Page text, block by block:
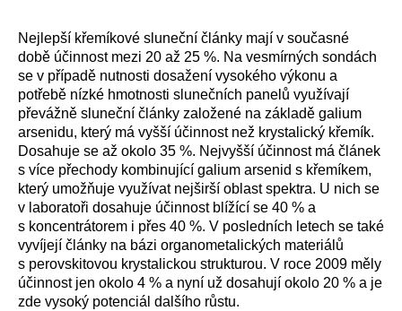
Nejlepší křemíkové sluneční články mají v současné
době účinnost mezi 20 až 25 %. Na vesmírných sondách
se v případě nutnosti dosažení vysokého výkonu a
potřebě nízké hmotnosti slunečních panelů využívají
převážně sluneční články založené na základě galium
arsenidu, který má vyšší účinnost než krystalický křemík.
Dosahuje se až okolo 35 %. Nejvyšší účinnost má článek
s více přechody kombinující galium arsenid s křemíkem,
který umožňuje využívat nejširší oblast spektra. U nich se
v laboratoři dosahuje účinnost blížící se 40 % a
s koncentrátorem i přes 40 %. V posledních letech se také
vyvíjejí články na bázi organometalických materiálů
s perovskitovou krystalickou strukturou. V roce 2009 měly
účinnost jen okolo 4 % a nyní už dosahují okolo 20 % a je
zde vysoký potenciál dalšího růstu.